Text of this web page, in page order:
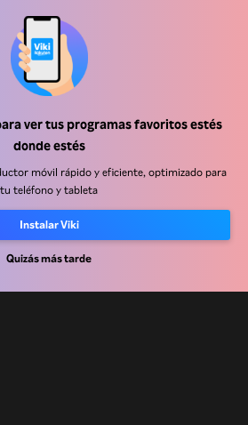
ver tus programas favoritos estés
donde estés
móvil rápido y eficiente, optimizado para
tu teléfono y tableta
Instalar Viki
Quizás más tarde